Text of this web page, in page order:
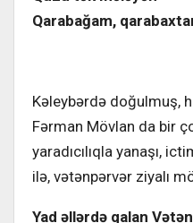
Qarabağam,
Kəleybərdə doğulmuş,
Fərman Mövlan da bir
yaradıcılıqla yanaşı,
ilə, vətənpərvər ziyalı
Yad əllərdə qalan